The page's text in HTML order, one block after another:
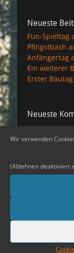
Wir verwenden
(Ablehnen deaktiviert
Neueste
Fun-Spieltag
Pfingstbash
Anfängertag
Ein weiterer
Erster
Neueste
Juni 2026
Mai 2026
November
Juni 2024